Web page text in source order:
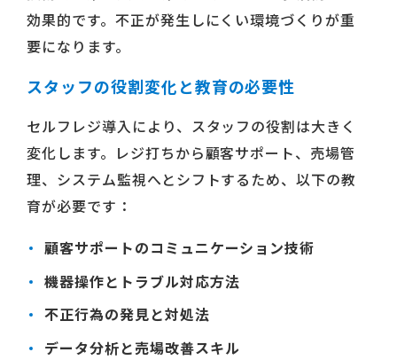
効果的です。不正が発生しにくい環境づくりが重
要になります。
スタッフの役割変化と教育の必要性
セルフレジ導入により、スタッフの役割は大きく
変化します。レジ打ちから顧客サポート、売場管
理、システム監視へとシフトするため、以下の教
育が必要です：
顧客サポートのコミュニケーション技術
機器操作とトラブル対応方法
不正行為の発見と対処法
データ分析と売場改善スキル